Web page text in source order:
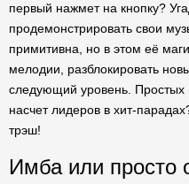
первый нажмет на кнопку?
продемонстрировать свои
примитивна, но в этом её
мелодии, разблокировать
следующий уровень. Простых
насчет лидеров в хит-
трэш!
Имба или просто